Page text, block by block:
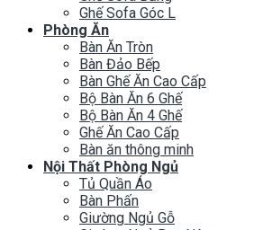
Ghế Sofa Góc L
Phòng Ăn
Bàn Ăn Tròn
Bàn Đảo Bếp
Bàn Ghế Ăn Cao Cấp
Bộ Bàn Ăn 6 Ghế
Bộ Bàn Ăn 4 Ghế
Ghế Ăn Cao Cấp
Bàn ăn thông minh
Nội Thất Phòng Ngủ
Tủ Quần Áo
Bàn Phấn
Giường Ngủ Gỗ